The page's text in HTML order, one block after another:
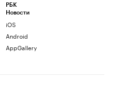
РБК
Новости
iOS
Android
AppGallery